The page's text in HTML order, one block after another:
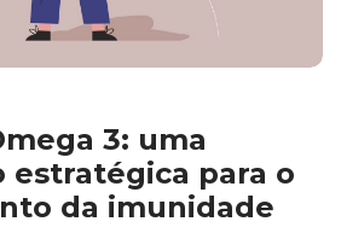
3: uma
estratégica para o
da imunidade